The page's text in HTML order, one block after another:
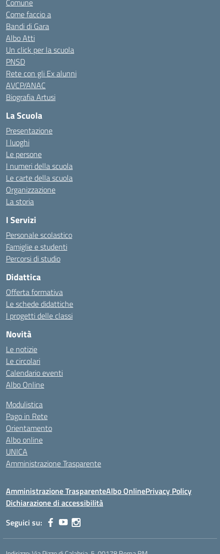
Comune
Come faccio a
Bandi di Gara
Albo Atti
Un click per la scuola
PNSD
Rete con gli Ex alunni
AVCP/ANAC
Biografia Artusi
La Scuola
Presentazione
I luoghi
Le persone
I numeri della scuola
Le carte della scuola
Organizzazione
La storia
I Servizi
Personale scolastico
Famiglie e studenti
Percorsi di studio
Didattica
Offerta formativa
Le schede didattiche
I progetti delle classi
Novità
Le notizie
Le circolari
Calendario eventi
Albo Online
Modulistica
Pago in Rete
Orientamento
Albo online
UNICA
Amministrazione Trasparente
Amministrazione TrasparenteAlbo OnlinePrivacy Policy
Dichiarazione di accessibilità
Seguici su: